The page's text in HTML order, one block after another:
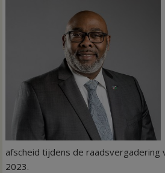
afscheid tijdens de raadsvergadering
2023.